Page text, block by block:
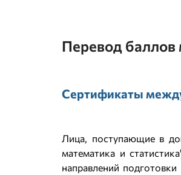
Перевод
Сертификаты
Лица, поступающие в
математика и
направлений